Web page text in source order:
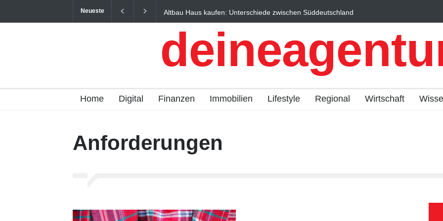
Neueste
Altbau Haus kaufen: Unterschiede zwischen Süddeutschland
und Österreich einfach erklärt
Wintersportorte als
Qualitätstourismus
Home Digital Finanzen Immobilien Lifestyle Regional Wirtschaft
Anforderungen